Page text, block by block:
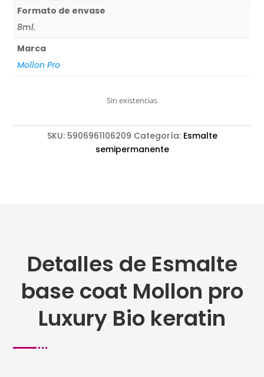
Formato de envase
8ml.
Marca
Mollon Pro
Sin existencias
SKU: 5906961106209 Categoría: Esmalte
semipermanente
Detalles de Esmalte
base coat Mollon pro
Luxury Bio keratin